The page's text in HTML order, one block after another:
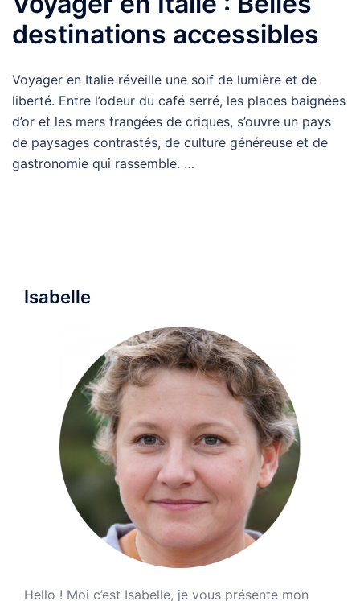
destinations accessibles
Voyager en Italie réveille une soif de lumière et de
liberté. Entre l’odeur du café serré, les places baignées
d’or et les mers frangées de criques, s’ouvre un pays
de paysages contrastés, de culture généreuse et de
gastronomie qui rassemble. …
Isabelle
Hello ! Moi c’est Isabelle, je vous présente mon